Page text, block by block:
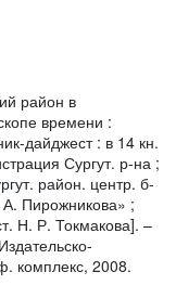
район в
времени :
дайджест : в 14 кн.
Сургут. р-на ;
район. центр. б-
Пирожникова» ;
Н. Р. Токмакова]. –
комплекс, 2008.